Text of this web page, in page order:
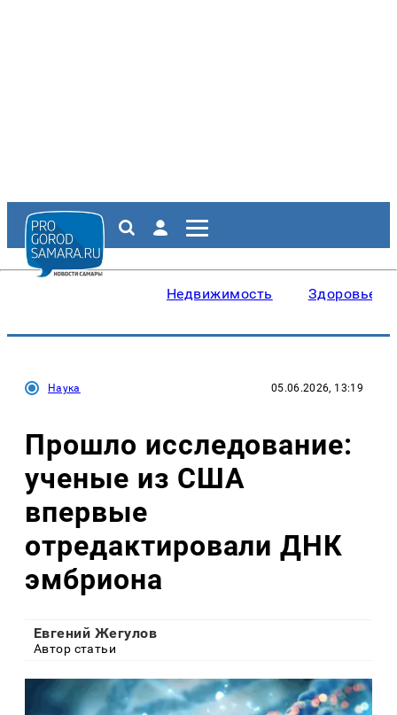
Недвижимость Здоровье
Наука 05.06.2026, 13:19
Прошло исследование:
ученые из США
впервые
отредактировали ДНК
эмбриона
Евгений Жегулов
Автор статьи